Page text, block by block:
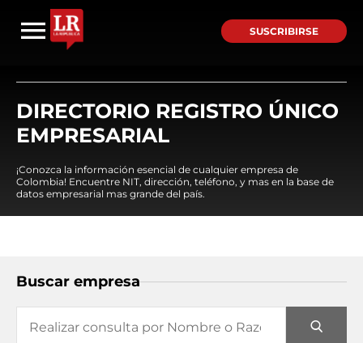
SUSCRIBIRSE
DIRECTORIO REGISTRO ÚNICO
EMPRESARIAL
¡Conozca la información esencial de cualquier empresa de
Colombia! Encuentre NIT, dirección, teléfono, y mas en la base de
datos empresarial mas grande del país.
Buscar empresa